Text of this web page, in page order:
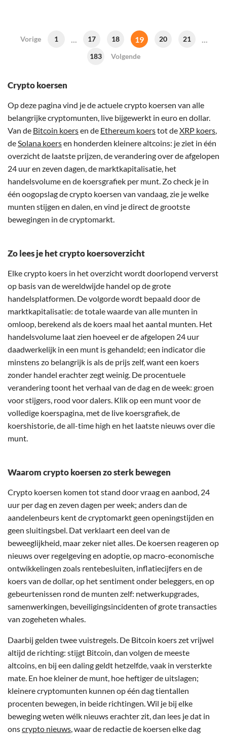
Vorige 1 17 18 19 20 21
183 Volgende
Crypto koersen
Op deze pagina vind je de actuele crypto koersen van alle
belangrijke cryptomunten, live bijgewerkt in euro en dollar.
Van de Bitcoin koersen de Ethereum koerstot deXRP koers,
deSolana koersen honderden kleinere altcoins: je ziet in één
overzicht de laatste prijzen, de verandering over de afgelopen
24 uur en zeven dagen, de marktkapitalisatie, het
handelsvolume en de koersgrafiek per munt. Zo check je in
één oogopslag de crypto koersen van vandaag, zie je welke
munten stijgen en dalen, en vind je direct de grootste
bewegingen in de cryptomarkt.
Zo lees je het crypto koersoverzicht
Elke crypto koers in het overzicht wordt doorlopend ververst
op basis van de wereldwijde handel op de grote
handelsplatformen. De volgorde wordt bepaald door de
marktkapitalisatie: de totale waarde van alle munten in
omloop, berekend als de koers maal het aantal munten. Het
handelsvolume laat zien hoeveel er de afgelopen 24 uur
daadwerkelijk in een munt is gehandeld; een indicator die
minstens zo belangrijk is als de prijs zelf, want een koers
zonder handel erachter zegt weinig. De procentuele
verandering toont het verhaal van de dag en de week: groen
voor stijgers, rood voor dalers. Klik op een munt voor de
volledige koerspagina, met de live koersgrafiek, de
koershistorie, de all-time high en het laatste nieuws over die
munt.
Waarom crypto koersen zo sterk bewegen
Crypto koersen komen tot stand door vraag en aanbod, 24
uur per dag en zeven dagen per week; anders dan de
aandelenbeurs kent de cryptomarkt geen openingstijden en
geen sluitingsbel. Dat verklaart een deel van de
beweeglijkheid, maar zeker niet alles. De koersen reageren op
nieuws over regelgeving en adoptie, op macro-economische
ontwikkelingen zoals rentebesluiten, inflatiecijfers en de
koers van de dollar, op het sentiment onder beleggers, en op
gebeurtenissen rond de munten zelf: netwerkupgrades,
samenwerkingen, beveiligingsincidenten of grote transacties
van zogeheten whales.
Daarbij gelden twee vuistregels. De Bitcoin koers zet vrijwel
altijd de richting: stijgt Bitcoin, dan volgen de meeste
altcoins, en bij een daling geldt hetzelfde, vaak in versterkte
mate. En hoe kleiner de munt, hoe heftiger de uitslagen;
kleinere cryptomunten kunnen op één dag tientallen
procenten bewegen, in beide richtingen. Wil je bij elke
beweging weten wélk nieuws erachter zit, dan lees je dat in
onscrypto nieuws, waar de redactie de koersen elke dag